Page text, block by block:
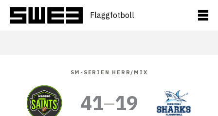
innehåll
Flaggfotboll
SM-SERIEN HERR/MIX
41–19